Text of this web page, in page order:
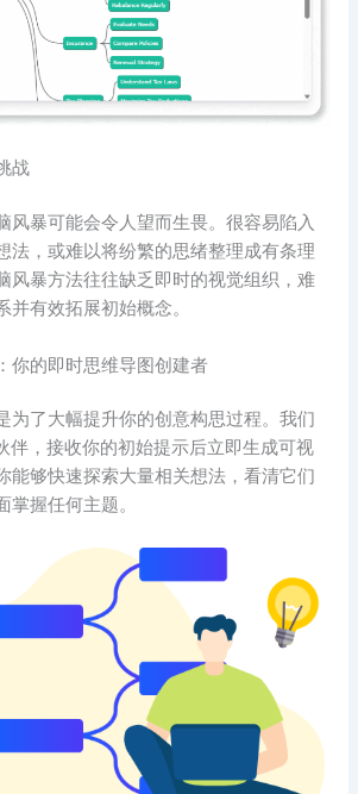
战
风暴可能会令人望而生畏。很容易陷入
法，或难以将纷繁的思绪整理成有条理
风暴方法往往缺乏即时的视觉组织，难
并有效拓展初始概念。
你的即时思维导图创建者
为了大幅提升你的创意构思过程。我们
伴，接收你的初始提示后立即生成可视
能够快速探索大量相关想法，看清它们
掌握任何主题。